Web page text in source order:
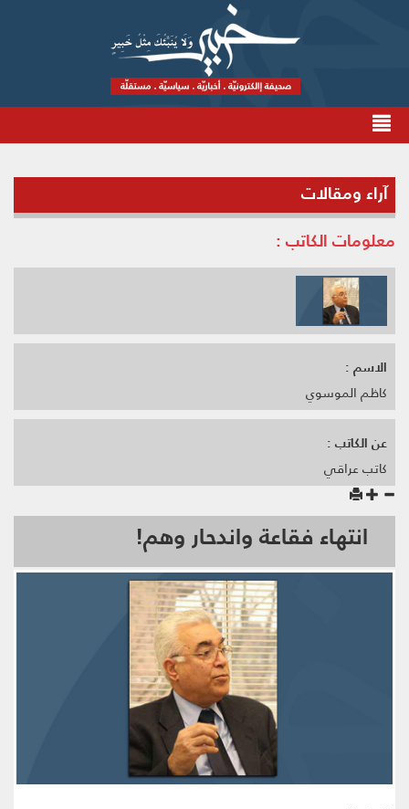
آراء ومقالات
معلومات الكاتب :
الاسم :
كاظم الموسوي
عن الكاتب :
كاتب عراقي
انتهاء فقاعة واندحار وهم!